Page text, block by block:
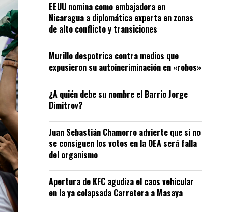
EEUU nomina como embajadora en
Nicaragua a diplomática experta en zonas
de alto conflicto y transiciones
Murillo despotrica contra medios que
expusieron su autoincriminación en «robos»
¿A quién debe su nombre el Barrio Jorge
Dimitrov?
Juan Sebastián Chamorro advierte que si no
se consiguen los votos en la OEA será falla
del organismo
Apertura de KFC agudiza el caos vehicular
en la ya colapsada Carretera a Masaya